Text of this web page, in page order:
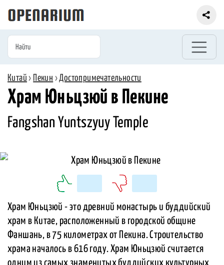
Китай › Пекин ›Достопримечательности
Храм Юньцзюй в Пекине
Fangshan Yuntszyuy Temple
Храм Юньцзюй - это древний монастырь и буддийский
храм в Китае, расположенный в городской общине
Фаншань, в 75 километрах от Пекина. Строительство
храма началось в 616 году. Храм Юньцзюй считается